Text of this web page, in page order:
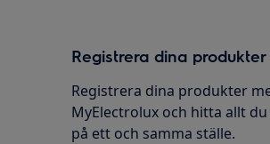
Registrera dina produkter
Registrera dina produkter
MyElectrolux och hitta allt
på ett och samma ställe.